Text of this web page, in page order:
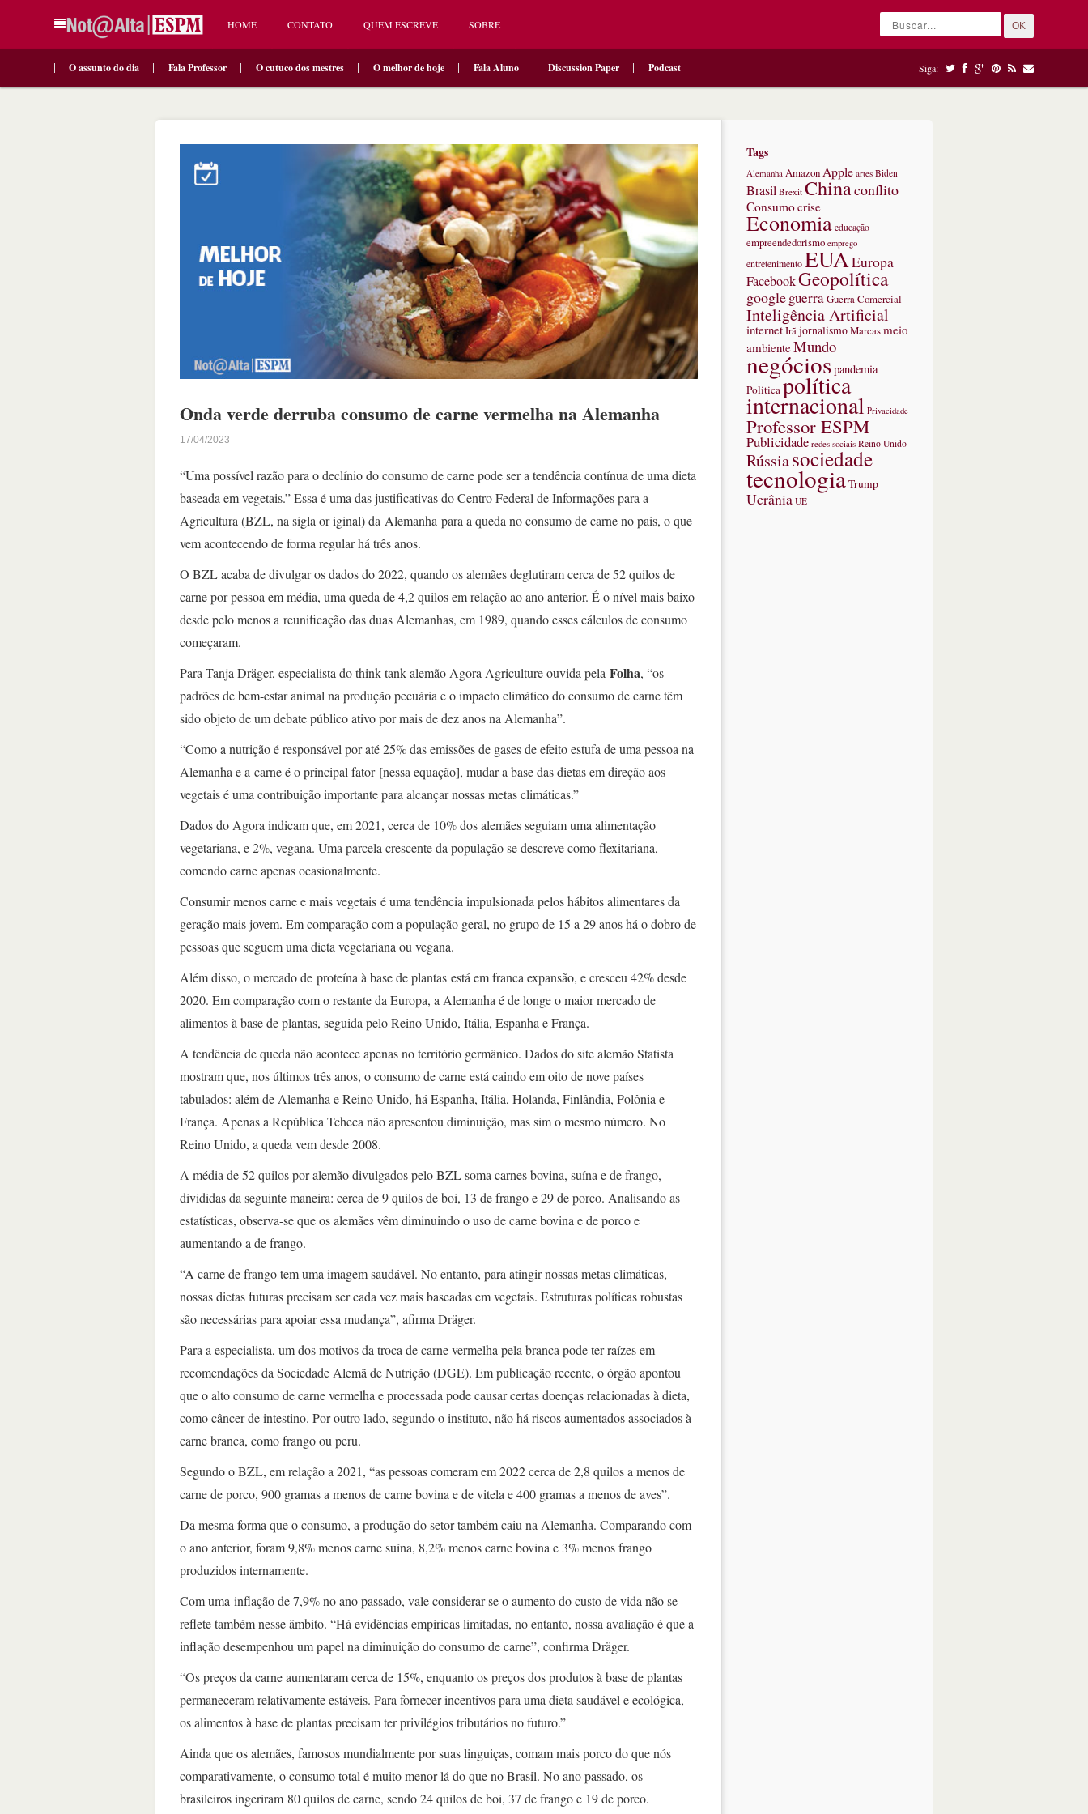
HOME CONTATO QUEM ESCREVE SOBRE OK
O assunto do dia Fala Professor O cutuco dos mestres O melhor de hoje Fala Aluno Discussion Paper Podcast Siga:
Onda verde derruba consumo de carne vermelha na Alemanha
17/04/2023
“Uma possível razão para o declínio do consumo de carne pode ser a tendência contínua de uma dieta
baseada em vegetais.” Essa é uma das justificativas do Centro Federal de Informações para a
Agricultura (BZL, na sigla or iginal) da Alemanha para a queda no consumo de carne no país, o que
vem acontecendo de forma regular há três anos.
O BZL acaba de divulgar os dados do 2022, quando os alemães deglutiram cerca de 52 quilos de
carne por pessoa em média, uma queda de 4,2 quilos em relação ao ano anterior. É o nível mais baixo
desde pelo menos a reunificação das duas Alemanhas, em 1989, quando esses cálculos de consumo
começaram.
Para Tanja Dräger, especialista do think tank alemão Agora Agriculture ouvida pela Folha, “os
padrões de bem-estar animal na produção pecuária e o impacto climático do consumo de carne têm
sido objeto de um debate público ativo por mais de dez anos na Alemanha”.
“Como a nutrição é responsável por até 25% das emissões de gases de efeito estufa de uma pessoa na
Alemanha e a carne é o principal fator [nessa equação], mudar a base das dietas em direção aos
vegetais é uma contribuição importante para alcançar nossas metas climáticas.”
Dados do Agora indicam que, em 2021, cerca de 10% dos alemães seguiam uma alimentação
vegetariana, e 2%, vegana. Uma parcela crescente da população se descreve como flexitariana,
comendo carne apenas ocasionalmente.
Consumir menos carne e mais vegetais é uma tendência impulsionada pelos hábitos alimentares da
geração mais jovem. Em comparação com a população geral, no grupo de 15 a 29 anos há o dobro de
pessoas que seguem uma dieta vegetariana ou vegana.
Além disso, o mercado de proteína à base de plantas está em franca expansão, e cresceu 42% desde
2020. Em comparação com o restante da Europa, a Alemanha é de longe o maior mercado de
alimentos à base de plantas, seguida pelo Reino Unido, Itália, Espanha e França.
A tendência de queda não acontece apenas no território germânico. Dados do site alemão Statista
mostram que, nos últimos três anos, o consumo de carne está caindo em oito de nove países
tabulados: além de Alemanha e Reino Unido, há Espanha, Itália, Holanda, Finlândia, Polônia e
França. Apenas a República Tcheca não apresentou diminuição, mas sim o mesmo número. No
Reino Unido, a queda vem desde 2008.
A média de 52 quilos por alemão divulgados pelo BZL soma carnes bovina, suína e de frango,
divididas da seguinte maneira: cerca de 9 quilos de boi, 13 de frango e 29 de porco. Analisando as
estatísticas, observa-se que os alemães vêm diminuindo o uso de carne bovina e de porco e
aumentando a de frango.
“A carne de frango tem uma imagem saudável. No entanto, para atingir nossas metas climáticas,
nossas dietas futuras precisam ser cada vez mais baseadas em vegetais. Estruturas políticas robustas
são necessárias para apoiar essa mudança”, afirma Dräger.
Para a especialista, um dos motivos da troca de carne vermelha pela branca pode ter raízes em
recomendações da Sociedade Alemã de Nutrição (DGE). Em publicação recente, o órgão apontou
que o alto consumo de carne vermelha e processada pode causar certas doenças relacionadas à dieta,
como câncer de intestino. Por outro lado, segundo o instituto, não há riscos aumentados associados à
carne branca, como frango ou peru.
Segundo o BZL, em relação a 2021, “as pessoas comeram em 2022 cerca de 2,8 quilos a menos de
carne de porco, 900 gramas a menos de carne bovina e de vitela e 400 gramas a menos de aves”.
Da mesma forma que o consumo, a produção do setor também caiu na Alemanha. Comparando com
o ano anterior, foram 9,8% menos carne suína, 8,2% menos carne bovina e 3% menos frango
produzidos internamente.
Com uma inflação de 7,9% no ano passado, vale considerar se o aumento do custo de vida não se
reflete também nesse âmbito. “Há evidências empíricas limitadas, no entanto, nossa avaliação é que a
inflação desempenhou um papel na diminuição do consumo de carne”, confirma Dräger.
“Os preços da carne aumentaram cerca de 15%, enquanto os preços dos produtos à base de plantas
permaneceram relativamente estáveis. Para fornecer incentivos para uma dieta saudável e ecológica,
os alimentos à base de plantas precisam ter privilégios tributários no futuro.”
Ainda que os alemães, famosos mundialmente por suas linguiças, comam mais porco do que nós
comparativamente, o consumo total é muito menor lá do que no Brasil. No ano passado, os
brasileiros ingeriram 80 quilos de carne, sendo 24 quilos de boi, 37 de frango e 19 de porco.
Tags
Alemanha Amazon Apple artes Biden
Brasil Brexit Chinaconflito
Consumocrise
Economia educação
empreendedorismo emprego
entretenimentoEUAEuropa
FacebookGeopolítica
googleguerraGuerra Comercial
Inteligência Artificial
internetIrãjornalismoMarcasmeio
ambienteMundo
negóciospandemia
Politicapolítica
internacional Privacidade
Professor ESPM
Publicidade redes sociais Reino Unido
Rússiasociedade
tecnologiaTrump
Ucrânia UE